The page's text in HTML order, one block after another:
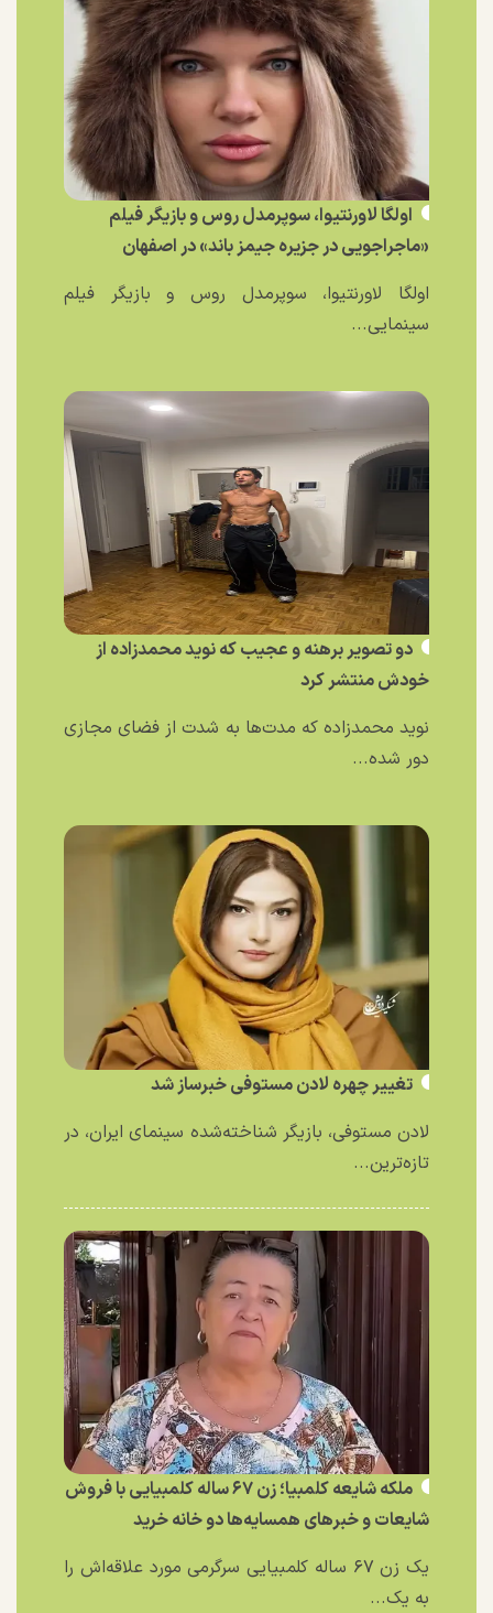
اولگا لاورنتیوا، سوپرمدل روس و بازیگر فیلم
«ماجراجویی در جزیره جیمز باند» در اصفهان
اولگا لاورنتیوا، سوپرمدل روس و بازیگر فیلم
سینمایی...
دو تصویر برهنه و عجیب که نوید محمدزاده از
خودش منتشر کرد
نوید محمدزاده که مدت‌ها به شدت از فضای مجازی
دور شده...
تغییر چهره لادن مستوفی خبرساز شد
لادن مستوفی، بازیگر شناخته‌شده سینمای ایران، در
تازه‌ترین...
ملکه شایعه کلمبیا؛ زن ۶۷ ساله کلمبیایی با فروش
شایعات و خبر‌های همسایه‌ها دو خانه خرید
یک زن ۶۷ ساله کلمبیایی سرگرمی مورد علاقه‌اش را
به یک...